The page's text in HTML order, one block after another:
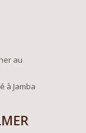
au
à Jamba